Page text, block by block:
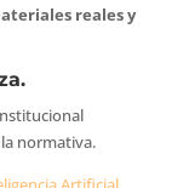
reales y
normativa.